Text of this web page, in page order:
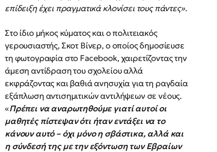
επίδειξη έχει πραγματικά κλονίσει τους πάντες».
Στο ίδιο μήκος κύματος και ο πολιτειακός
γερουσιαστής, Σκοτ Βίνερ, ο οποίος δημοσίευσε
τη φωτογραφία στο Facebook, χαιρετίζοντας την
άμεση αντίδραση του σχολείου αλλά
εκφράζοντας και βαθιά ανησυχία για τη ραγδαία
εξάπλωση αντισημιτικών αντιλήψεων σε νέους.
«Πρέπει να αναρωτηθούμε γιατί αυτοί οι
μαθητές πίστεψαν ότι ήταν εντάξει να το
κάνουν αυτό – όχι μόνο η σβάστικα, αλλά και
η σύνδεσή της με την εξόντωση των Εβραίων